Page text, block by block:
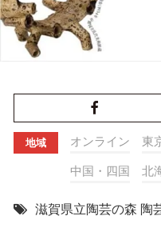
地域 オンライン 東
中国・四国 北
滋賀県立陶芸の森 陶